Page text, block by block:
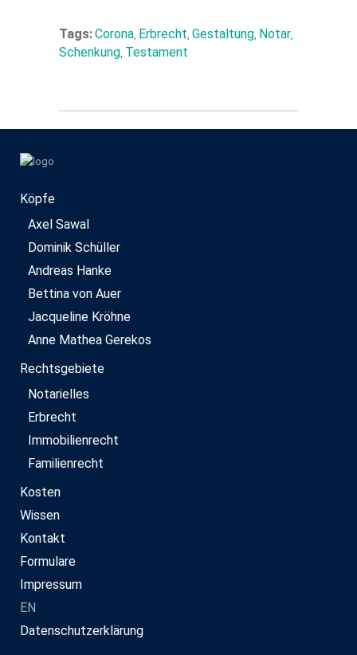
Tags:Corona, Erbrecht, Gestaltung, Notar,
Schenkung, Testament
Köpfe
Axel Sawal
Dominik Schüller
Andreas Hanke
Bettina von Auer
Jacqueline Kröhne
Anne Mathea Gerekos
Rechtsgebiete
Notarielles
Erbrecht
Immobilienrecht
Familienrecht
Kosten
Wissen
Kontakt
Formulare
Impressum
EN
Datenschutzerklärung